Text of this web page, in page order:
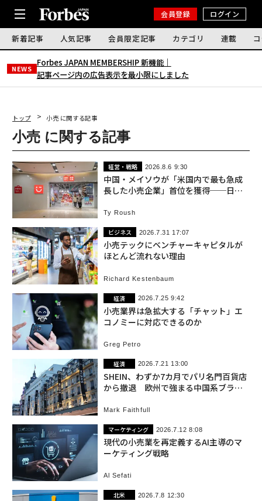
会員登録 ログイン
新着記事 人気記事 会員限定記事 カテゴリ 連載
NEWS
Forbes JAPAN MEMBERSHIP 新機能｜
記事ページ内の広告表示を最小限にしました
トップ 小売 に関する記事
小売 に関する記事
経営・戦略 2026.8.6 9:30
中国・メイソウが「米国内で最も急成
長した小売企業」首位を獲得──日本
Ty Roush
ビジネス 2026.7.31 17:07
小売テックにベンチャーキャピタルが
ほとんど流れない理由
Richard Kestenbaum
経済 2026.7.25 9:42
小売業界は急拡大する「チャット」エ
コノミーに対応できるのか
Greg Petro
経済 2026.7.21 13:00
SHEIN、わずか7カ月でパリ名門百貨店
から撤退 欧州で強まる中国系ブラン
Mark Faithfull
マーケティング 2026.7.12 8:08
現代の小売業を再定義するAI主導のマ
ーケティング戦略
Al Sefati
北米 2026.7.8 12:30